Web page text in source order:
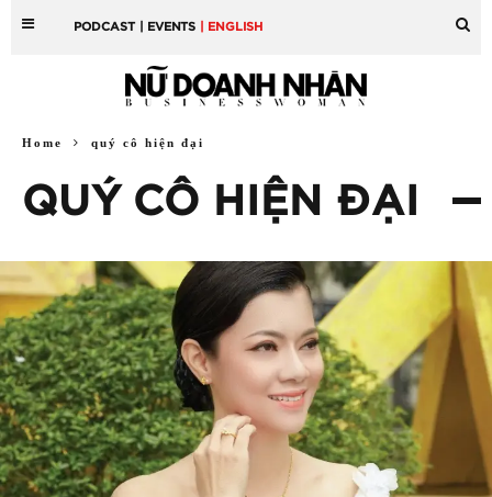
PODCAST | EVENTS | ENGLISH
Home quý cô hiện đại
QUÝ CÔ HIỆN ĐẠI